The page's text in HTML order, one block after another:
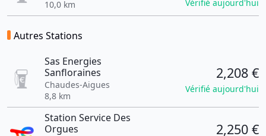
10,0 km
Vérifié aujourd'hui
Autres Stations
Sas Energies
Sanfloraines
Chaudes-Aigues
8,8 km
2,208 €
Vérifié aujourd'hui
Station Service Des
Orgues
2,250 €